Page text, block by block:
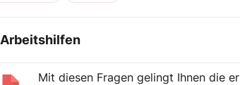
Arbeitshilfen
Mit diesen Fragen gelingt Ihnen die